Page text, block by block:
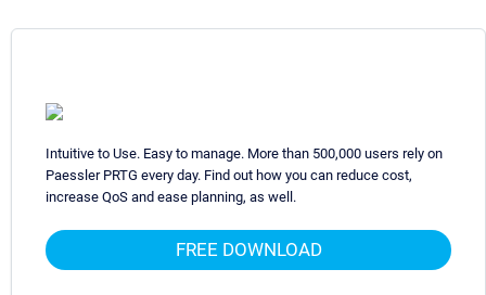
Intuitive to Use. Easy to manage. More than 500,000 users rely on
Paessler PRTG every day. Find out how you can reduce cost,
increase QoS and ease planning, as well.
FREE DOWNLOAD